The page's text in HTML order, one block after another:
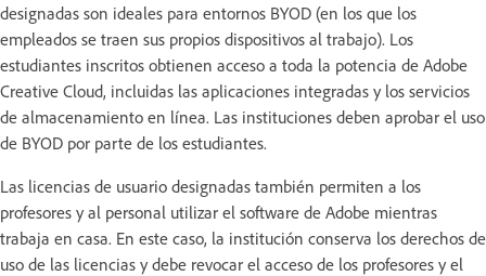
designadas son ideales para entornos BYOD (en los que los
empleados se traen sus propios dispositivos al trabajo). Los
estudiantes inscritos obtienen acceso a toda la potencia de Adobe
Creative Cloud, incluidas las aplicaciones integradas y los servicios
de almacenamiento en línea. Las instituciones deben aprobar el uso
de BYOD por parte de los estudiantes.
Las licencias de usuario designadas también permiten a los
profesores y al personal utilizar el software de Adobe mientras
trabaja en casa. En este caso, la institución conserva los derechos de
uso de las licencias y debe revocar el acceso de los profesores y el